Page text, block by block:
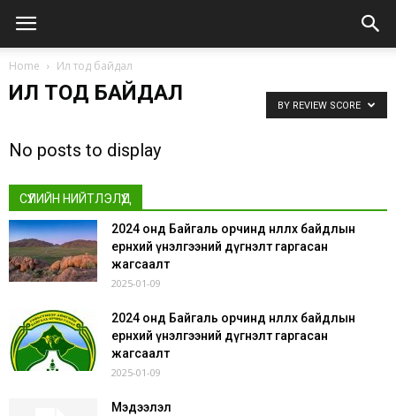
Home Ил тод байдал
ИЛ ТОД БАЙДАЛ
BY REVIEW SCORE
No posts to display
СҮҮЛИЙН НИЙТЛЭЛҮҮД
2024 онд Байгаль орчинд нөлөөлөх байдлын
ерөнхий үнэлгээний дүгнэлт гаргасан
жагсаалт
2025-01-09
2024 онд Байгаль орчинд нөлөөлөх байдлын
ерөнхий үнэлгээний дүгнэлт гаргасан
жагсаалт
2025-01-09
Мэдээлэл